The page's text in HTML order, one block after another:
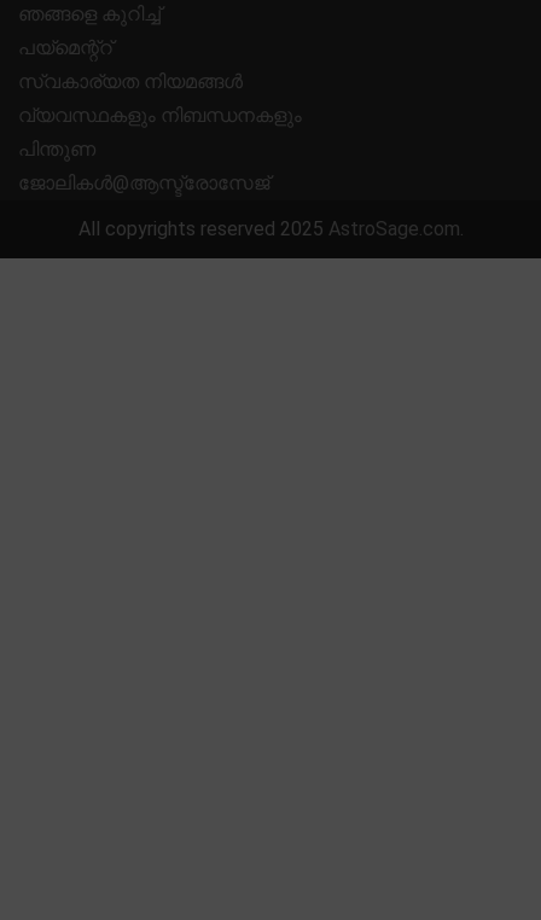
ഞങ്ങളെ കുറിച്ച്
പയ്മെന്റ്റ്
സ്വകാര്യത നിയമങ്ങൾ
വ്യവസ്ഥകളും നിബന്ധനകളും
പിന്തുണ
ജോലികൾ@ആസ്ട്രോസേജ്
All copyrights reserved 2025 AstroSage.com